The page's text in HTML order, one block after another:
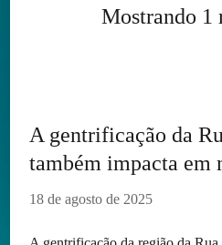
Mostrando 1
A gentrificação da
também impacta em
18 de agosto de 2025